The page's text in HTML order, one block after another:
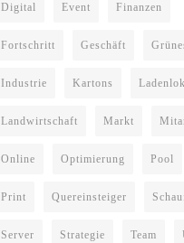
Digital Event Finanzen
Fortschritt Geschäft
Industrie Kartons
Landwirtschaft Markt
Online Optimierung Pool
Print Quereinsteiger
Server Strategie Team